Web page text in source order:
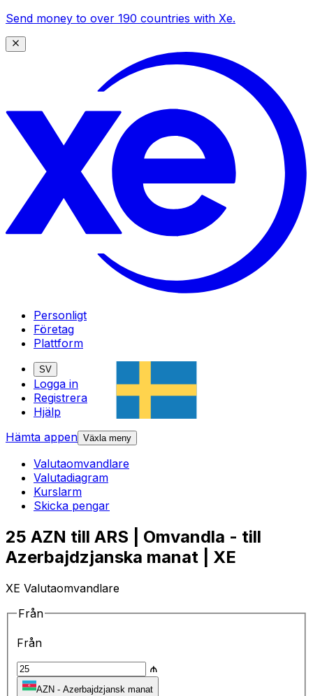
Send money to over 190 countries with Xe.
Personligt
Företag
Plattform
SV
Logga in
Registrera
Hjälp
Hämta appen Växla meny
Valutaomvandlare
Valutadiagram
Kurslarm
Skicka pengar
25 AZN till ARS | Omvandla - till
Azerbajdzjanska manat | XE
XE Valutaomvandlare
Från
Från
₼
AZN - Azerbajdzjansk manat